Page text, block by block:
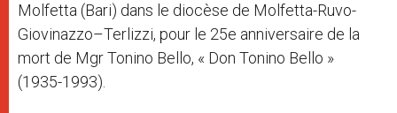
Molfetta (Bari) dans le diocèse de Molfetta-Ruvo-
Giovinazzo–Terlizzi, pour le 25e anniversaire de la
mort de Mgr Tonino Bello, « Don Tonino Bello »
(1935-1993).